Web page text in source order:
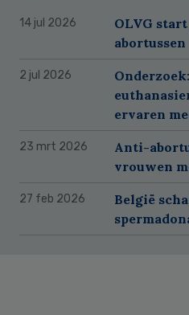
14 jul 2026
OLVG
abortussen
2 jul 2026
ervaren
23 mrt 2026
Anti-
vrouwen
27 feb 2026
België